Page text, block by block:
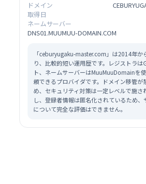
ドメイン
取得日
ネームサーバー
DNS01.MUUMUU-DOMAIN.COM
「ceburyugaku-master.com」は2014年か
り、比較的短い運用歴です。レジストラは
ト、ネームサーバーはMuuMuuDomainを
頼できるプロバイダです。ドメイン移管が
め、セキュリティ対策は一定レベルで施さ
し、登録者情報は匿名化されているため、
について完全な評価はできません。